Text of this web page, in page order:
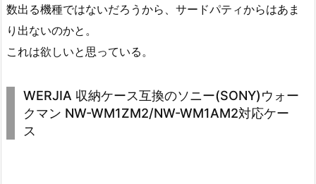
数出る機種ではないだろうから、サードパティからはあま
り出ないのかと。
これは欲しいと思っている。
WERJIA 収納ケース互換のソニー(SONY)ウォー
クマン NW-WM1ZM2/NW-WM1AM2対応ケー
ス